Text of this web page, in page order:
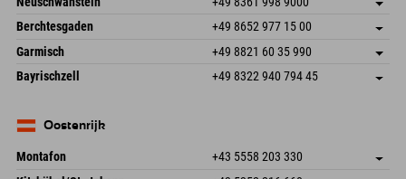
Duitsland
Booking
An der Riese 45
87484 Nesselwang im Allgäu
Duitsland
Adres opslaan
Booking
Berchtesgaden +49 8652 977 15 00
Hofreitstr. 7
Duitsland
Adres opslaan
Booking
Garmisch +49 8821 60 35 990
Frickenstraße 22
82490 Farchant
Adres opslaan
Bayrischzell +49 8322 940 794 45
Duitsland
Oostenrijk
Montafon +43 5558 203 330